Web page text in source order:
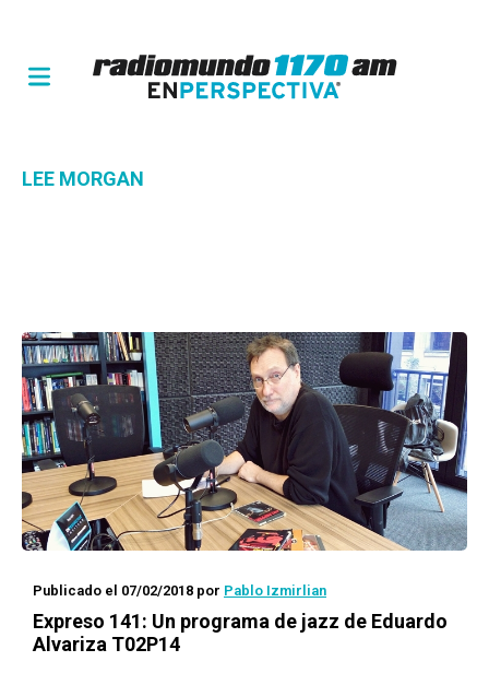
LEE MORGAN
Publicado el 07/02/2018 por Pablo Izmirlian
Expreso 141: Un programa de jazz de Eduardo
Alvariza T02P14